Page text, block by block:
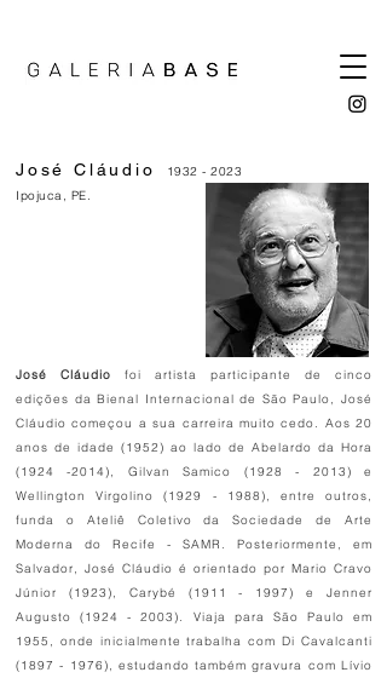
José Cláudio
1932 - 2023
Ipojuca, PE.
José Cláudio foi artista participante de cinco
edições da Bienal Internacional de São Paulo, José
Cláudio começou a sua carreira muito cedo. Aos 20
anos de idade (1952) ao lado de Abelardo da Hora
(1924 -2014), Gilvan Samico (1928 - 2013) e
Wellington Virgolino(1929 - 1988), entre outros,
funda o Ateliê Coletivo da Sociedade de Arte
Moderna do Recife - SAMR. Posteriormente, em
Salvador, José Cláudio é orientado por Mario Cravo
Júnior (1923), Carybé (1911 - 1997) e Jenner
Augusto(1924 - 2003). Viaja para São Paulo em
1955, onde inicialmente trabalha com Di Cavalcanti
(1897 - 1976), estudando também gravura com Lívio